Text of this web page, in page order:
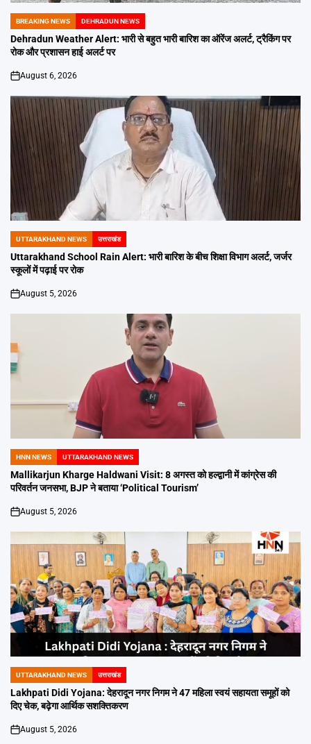
POSTED
IN
BREAKING NEWS DEHRADUN NEWS
Dehradun Weather Alert: भारी से बहुत भारी बारिश का ऑरेंज अलर्ट, ट्रैकिंग पर
रोक और प्रशासन हाई अलर्ट पर
on
August 6, 2026
POSTED
IN
UTTARAKHAND NEWS उत्तराखंड
Uttarakhand School Rain Alert: भारी बारिश के बीच शिक्षा विभाग अलर्ट, जर्जर
स्कूलों में पढ़ाई पर रोक
on
August 5, 2026
POSTED
IN
HNN NEWS UTTARAKHAND NEWS
Mallikarjun Kharge Haldwani Visit: 8 अगस्त को हल्द्वानी में कांग्रेस की
परिवर्तन जनसभा, BJP ने बताया ‘Political Tourism’
on
August 5, 2026
POSTED
IN
UTTARAKHAND NEWS उत्तराखंड
Lakhpati Didi Yojana: देहरादून नगर निगम ने 47 महिला स्वयं सहायता समूहों को
दिए चेक, बढ़ेगा आर्थिक सशक्तिकरण
on
August 5, 2026